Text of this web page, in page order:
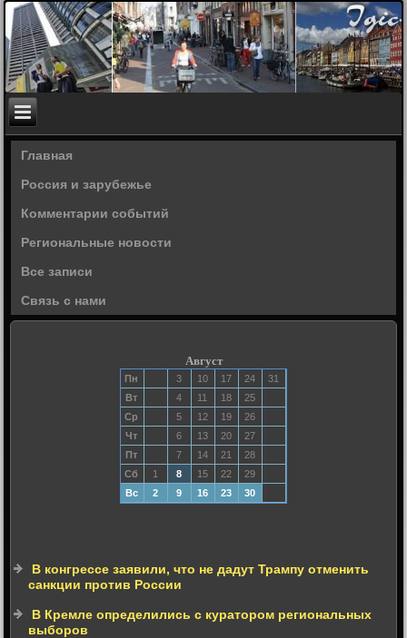
Главная
Россия и зарубежье
Комментарии событий
Региональные новости
Все записи
Связь с нами
Август
Пн 3 10 17 24
31
Вт
4 11 18
25
Ср
5 12 19
26
Чт
6 13 20
27
Пт
7 14 21
28
Сб
1 8 15 22
29
Вс
2 9 16 23 30
В конгрессе заявили, что не дадут Трампу отменить
санкции против России
В Кремле определились с куратором региональных
выборов